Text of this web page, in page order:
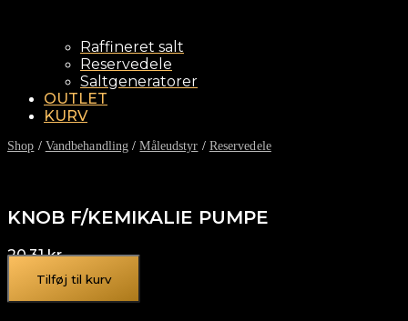
Raffineret salt
Reservedele
Saltgeneratorer
OUTLET
KURV
Shop / Vandbehandling /Måleudstyr / Reservedele
KNOB F/KEMIKALIE PUMPE
20,31kr.
Tilføj til kurv